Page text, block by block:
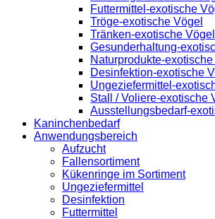
Futtermittel-exotische
Tröge-exotische Vögel
Tränken-exotische Vögel
Gesunderhaltung-
Naturprodukte-exotische
Desinfektion-exotische
Ungeziefermittel-
Stall / Voliere-exotische
Ausstellungsbedarf-
Kaninchenbedarf
Anwendungsbereich
Aufzucht
Fallensortiment
Kükenringe im Sortiment
Ungeziefermittel
Desinfektion
Futtermittel